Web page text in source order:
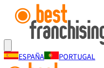
ESPAÑA PORTUGAL